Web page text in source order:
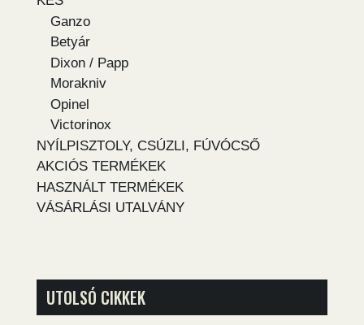
Ganzo
Betyár
Dixon / Papp
Morakniv
Opinel
Victorinox
NYÍLPISZTOLY, CSÚZLI, FÚVÓCSŐ
AKCIÓS TERMÉKEK
HASZNÁLT TERMÉKEK
VÁSÁRLÁSI UTALVÁNY
UTOLSÓ CIKKEK